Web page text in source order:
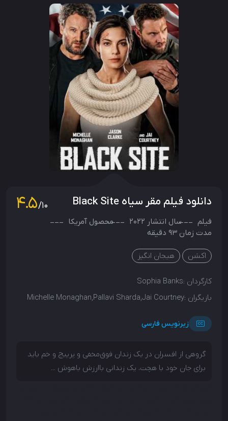
دانلود فیلم مقر سیاه Black Site 4.5/10
فیلم سال انتشار 2022 محصول آمریکا
مدت زمان 93 دقیقه
اکشن هیجان انگیز
کارگردان :Sophia Banks
بازیگران :Michelle Monaghan,Pallavi Sharda,Jai Courtney
زیرنویس فارسی
گروهی از افسران در یک زندان فوق‌مخفی و پرپیچ و خم باید
برای جان خود با هچت، یک زندانی باارزش باهوش ...